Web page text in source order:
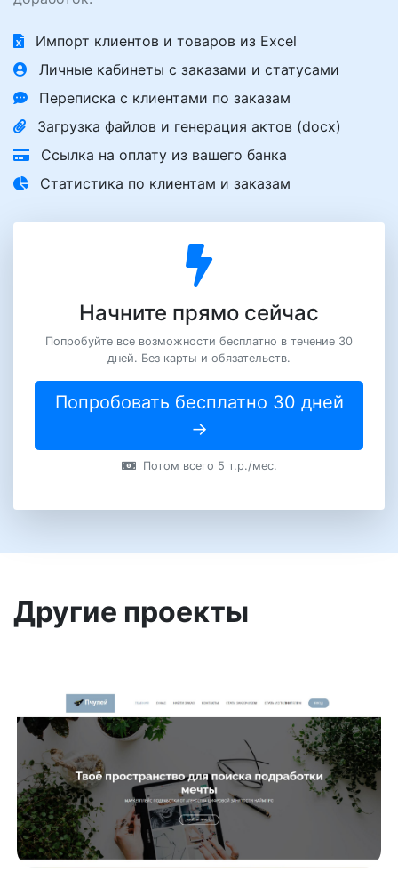
Импорт клиентов и товаров из Excel
Личные кабинеты с заказами и статусами
Переписка с клиентами по заказам
Загрузка файлов и генерация актов (docx)
Ссылка на оплату из вашего банка
Статистика по клиентам и заказам
Начните прямо сейчас
Попробуйте все возможности бесплатно в течение 30
дней. Без карты и обязательств.
Попробовать бесплатно 30 дней
→
Потом всего 5 т.р./мес.
Другие проекты